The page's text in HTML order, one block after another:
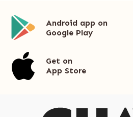
Android app on
Google Play
Get on
App Store